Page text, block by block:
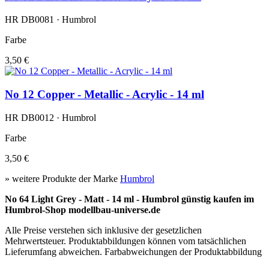
HR DB0081 · Humbrol
Farbe
3,50 €
No 12 Copper - Metallic - Acrylic - 14 ml
HR DB0012 · Humbrol
Farbe
3,50 €
» weitere Produkte der Marke Humbrol
No 64 Light Grey - Matt - 14 ml - Humbrol günstig kaufen im
Humbrol-Shop modellbau-universe.de
Alle Preise verstehen sich inklusive der gesetzlichen
Mehrwertsteuer. Produktabbildungen können vom tatsächlichen
Lieferumfang abweichen. Farbabweichungen der Produktabbildung